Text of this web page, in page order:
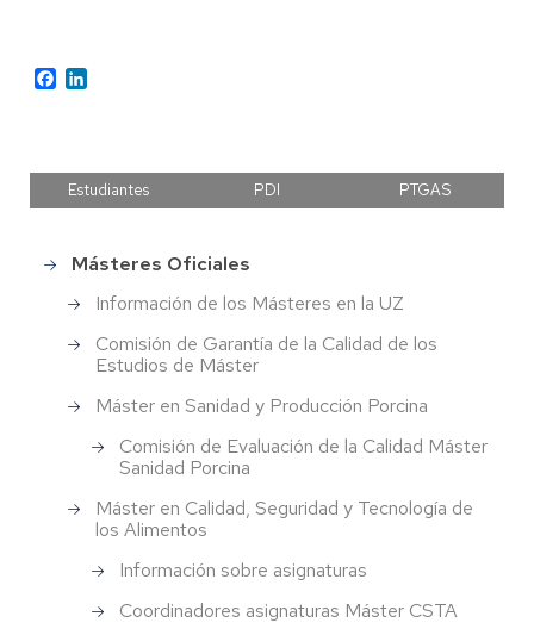
Facebook
Estudiantes PDI PTGAS
Estudios
de
Posgrado
Másteres Oficiales
Información de los Másteres en la UZ
Comisión de Garantía de la Calidad de los
Estudios de Máster
Máster en Sanidad y Producción Porcina
Comisión de Evaluación de la Calidad Máster
Sanidad Porcina
Máster en Calidad, Seguridad y Tecnología de
los Alimentos
Información sobre asignaturas
Coordinadores asignaturas Máster CSTA